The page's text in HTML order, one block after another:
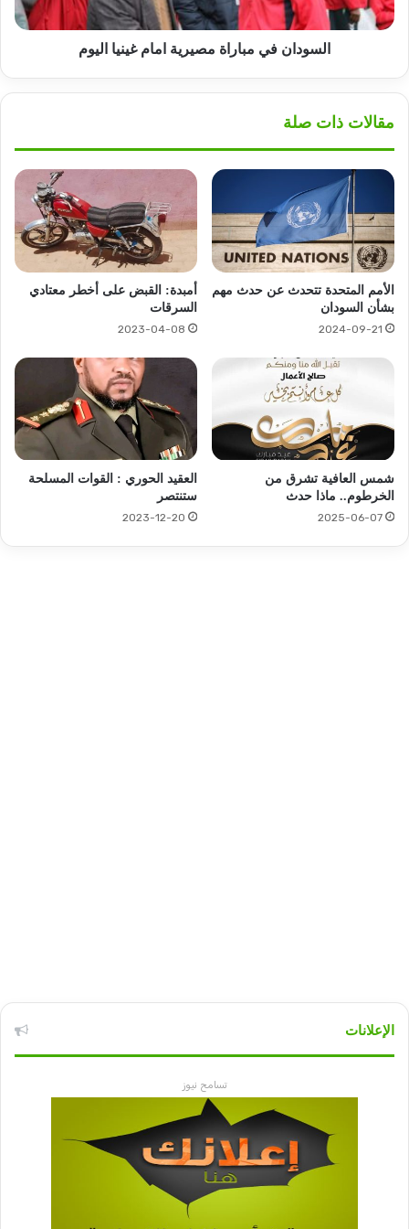
السودان في مباراة مصيرية امام غينيا اليوم
مقالات ذات صلة
الأمم المتحدة تتحدث عن حدث مهم
بشأن السودان
2024-09-21
أمبدة: القبض على أخطر معتادي
السرقات
2023-04-08
شمس العافية تشرق من
الخرطوم.. ماذا حدث
2025-06-07
العقيد الحوري : القوات المسلحة
ستنتصر
2023-12-20
الإعلانات
تسامح نيوز